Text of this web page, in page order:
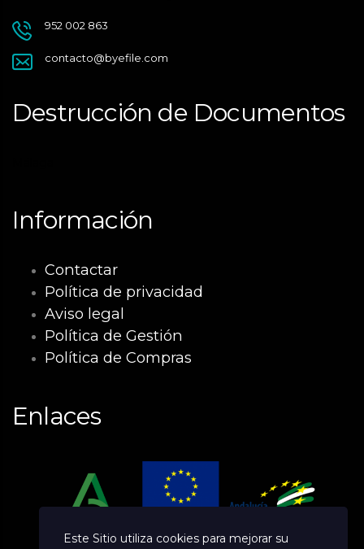
952 002 863
contacto@byefile.com
Destrucción de Documentos
Información
Contactar
Política de privacidad
Aviso legal
Política de Gestión
Política de Compras
Enlaces
Este Sitio utiliza cookies para mejorar su